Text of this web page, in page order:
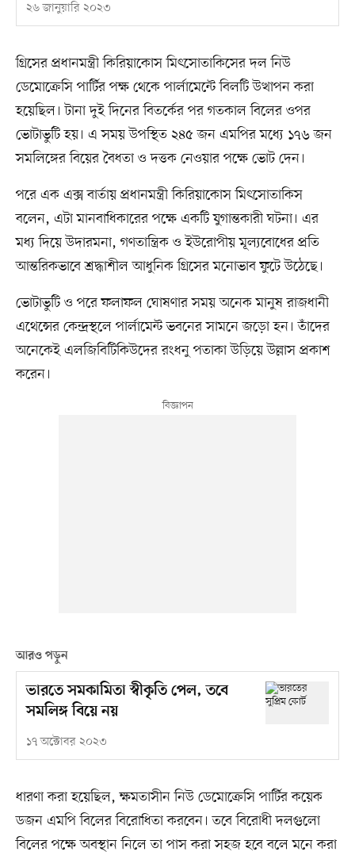
২৬ জানুয়ারি ২০২৩
গ্রিসের প্রধানমন্ত্রী কিরিয়াকোস মিৎসোতাকিসের দল নিউ
ডেমোক্রেসি পার্টির পক্ষ থেকে পার্লামেন্টে বিলটি উত্থাপন করা
হয়েছিল। টানা দুই দিনের বিতর্কের পর গতকাল বিলের ওপর
ভোটাভুটি হয়। এ সময় উপস্থিত ২৪৫ জন এমপির মধ্যে ১৭৬ জন
সমলিঙ্গের বিয়ের বৈধতা ও দত্তক নেওয়ার পক্ষে ভোট দেন।
পরে এক এক্স বার্তায় প্রধানমন্ত্রী কিরিয়াকোস মিৎসোতাকিস
বলেন, এটা মানবাধিকারের পক্ষে একটি যুগান্তকারী ঘটনা। এর
মধ্য দিয়ে উদারমনা, গণতান্ত্রিক ও ইউরোপীয় মূল্যবোধের প্রতি
আন্তরিকভাবে শ্রদ্ধাশীল আধুনিক গ্রিসের মনোভাব ফুটে উঠেছে।
ভোটাভুটি ও পরে ফলাফল ঘোষণার সময় অনেক মানুষ রাজধানী
এথেন্সের কেন্দ্রস্থলে পার্লামেন্ট ভবনের সামনে জড়ো হন। তাঁদের
অনেকেই এলজিবিটিকিউদের রংধনু পতাকা উড়িয়ে উল্লাস প্রকাশ
করেন।
আরও পড়ুন
ভারতে সমকামিতা স্বীকৃতি পেল, তবে
সমলিঙ্গ বিয়ে নয়
১৭ অক্টোবর ২০২৩
ধারণা করা হয়েছিল, ক্ষমতাসীন নিউ ডেমোক্রেসি পার্টির কয়েক
ডজন এমপি বিলের বিরোধিতা করবেন। তবে বিরোধী দলগুলো
বিলের পক্ষে অবস্থান নিলে তা পাস করা সহজ হবে বলে মনে করা